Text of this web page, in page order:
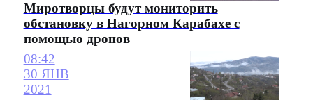
Миротворцы будут мониторить
обстановку в Нагорном Карабахе с
помощью дронов
08:42
30 ЯНВ
2021